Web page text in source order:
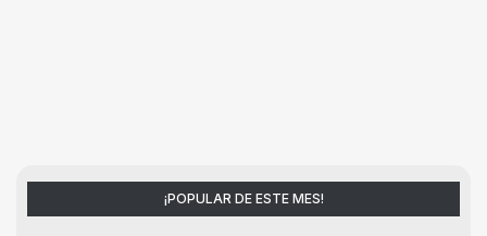
¡POPULAR DE ESTE MES!